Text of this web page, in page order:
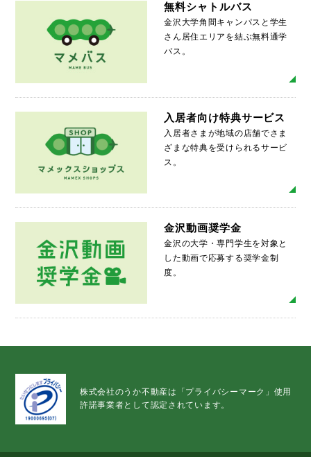
無料シャトルバス
金沢大学角間キャンパスと学生
さん居住エリアを結ぶ無料通学
バス。
入居者向け特典サービス
入居者さまが地域の店舗でさま
ざまな特典を受けられるサービ
ス。
金沢動画奨学金
金沢の大学・専門学生を対象と
した動画で応募する奨学金制
度。
株式会社のうか不動産は「プライバシーマーク」使用
許諾事業者として認定されています。